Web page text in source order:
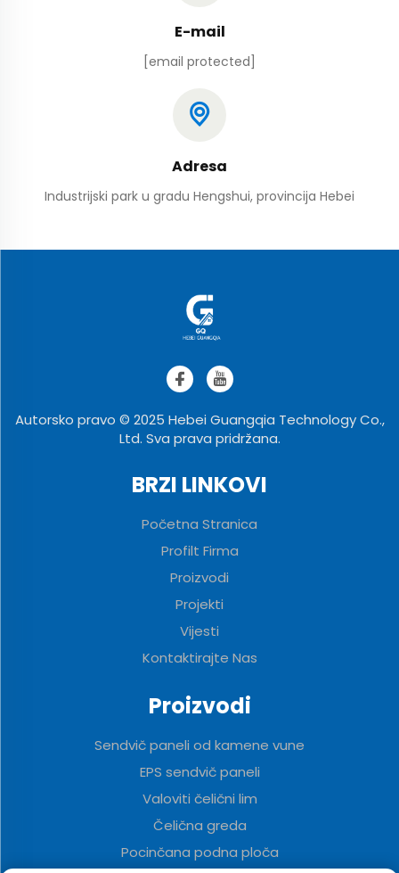
E-mail
[email protected]
Adresa
Industrijski park u gradu Hengshui, provincija Hebei
Autorsko pravo © 2025 Hebei Guangqia Technology Co.,
Ltd. Sva prava pridržana.
BRZI LINKOVI
Početna Stranica
Profilt Firma
Proizvodi
Projekti
Vijesti
Kontaktirajte Nas
Proizvodi
Sendvič paneli od kamene vune
EPS sendvič paneli
Valoviti čelični lim
Čelična greda
Pocinčana podna ploča